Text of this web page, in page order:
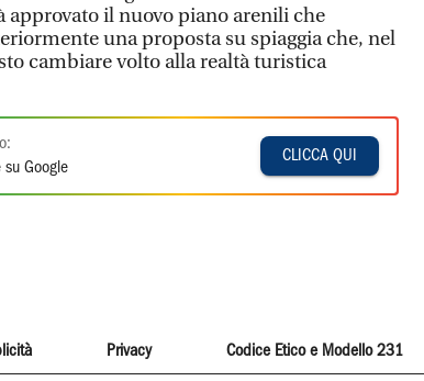
approvato il nuovo piano arenili che
una proposta su spiaggia che, nel
cambiare volto alla realtà turistica
Google
CLICCA QUI
Privacy Codice Etico e Modello 231